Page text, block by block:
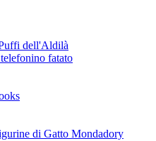
dell'Aldilà
fatato
di Gatto Mondadory